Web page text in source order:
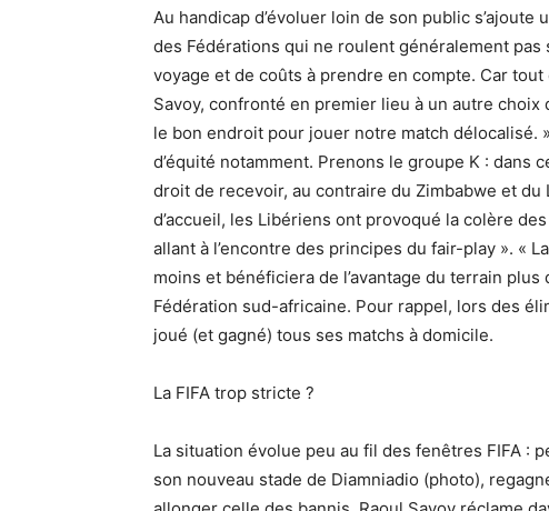
Au handicap d’évoluer loin de son public
des Fédérations qui ne roulent généralement pas
voyage et de coûts à prendre en compte. Car
Savoy, confronté en premier lieu à un autre
le bon endroit pour jouer notre match délocalisé.
d’équité notamment. Prenons le groupe K : dans
droit de recevoir, au contraire du Zimbabwe et
d’accueil, les Libériens ont provoqué la colère
allant à l’encontre des principes du fair-play ». «
moins et bénéficiera de l’avantage du terrain
Fédération sud-africaine. Pour rappel, lors des
joué (et gagné) tous ses matchs à domicile.
La FIFA trop stricte ?
La situation évolue peu au fil des fenêtres FIFA :
son nouveau stade de Diamniadio (photo),